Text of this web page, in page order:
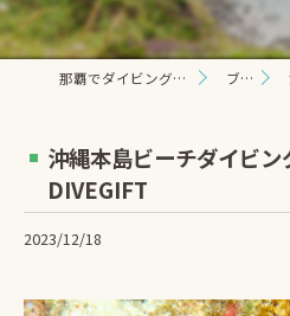
那覇でダイビングならDIVE GIFT ブログ
沖縄本島ビーチダイビ
DIVEGIFT
2023/12/18